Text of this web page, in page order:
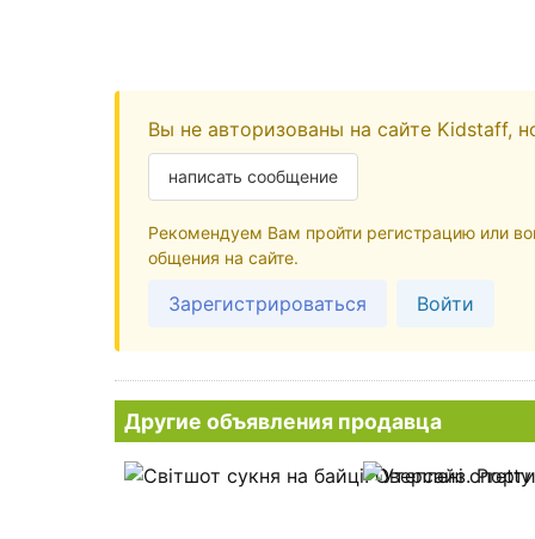
Вы не авторизованы на сайте Kidstaff,
написать сообщение
Рекомендуем Вам пройти регистрацию или
общения на сайте.
Зарегистрироваться Войти
Другие объявления продавца